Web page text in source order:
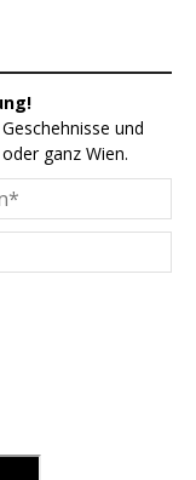
und
ganz Wien.